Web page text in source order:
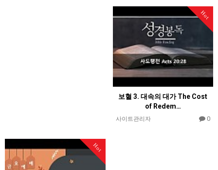
Hot
보혈 3. 대속의 대가 The Cost
of Redem…
사이트관리자 0
Hot